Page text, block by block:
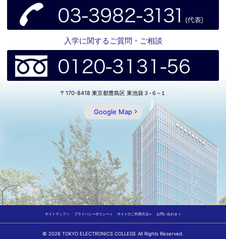
入学に関するご質問・ご相談
〒170-8418 東京都豊島区 東池袋３-６−１
Google Map
サイトマップ プライバシーポリシー サイトのご利用方法 お問い合わせ
© 2026 TOKYO ELECTRONICS COLLEGE All Rights Reserved.